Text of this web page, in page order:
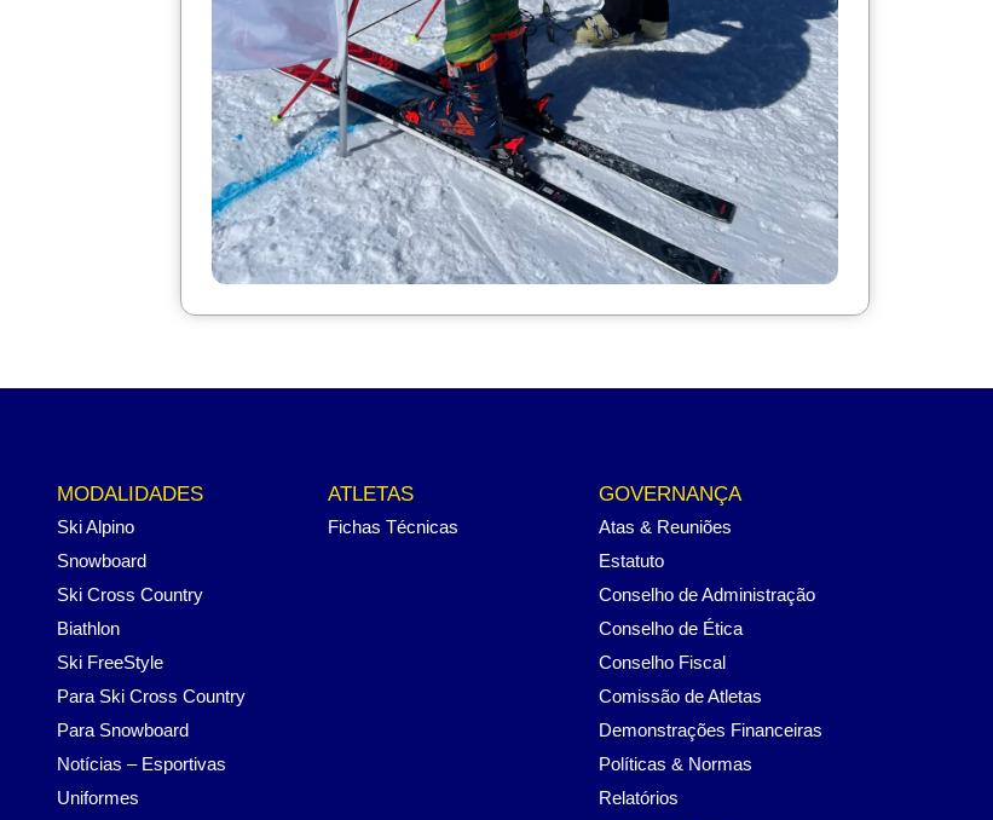
MODALIDADES
Ski Alpino
Snowboard
Ski Cross Country
Biathlon
Ski FreeStyle
Para Ski Cross Country
Para Snowboard
Notícias – Esportivas
Uniformes
ATLETAS
Fichas Técnicas
GOVERNANÇA
Atas & Reuniões
Estatuto
Conselho de Administração
Conselho de Ética
Conselho Fiscal
Comissão de Atletas
Demonstrações Financeiras
Políticas & Normas
Relatórios